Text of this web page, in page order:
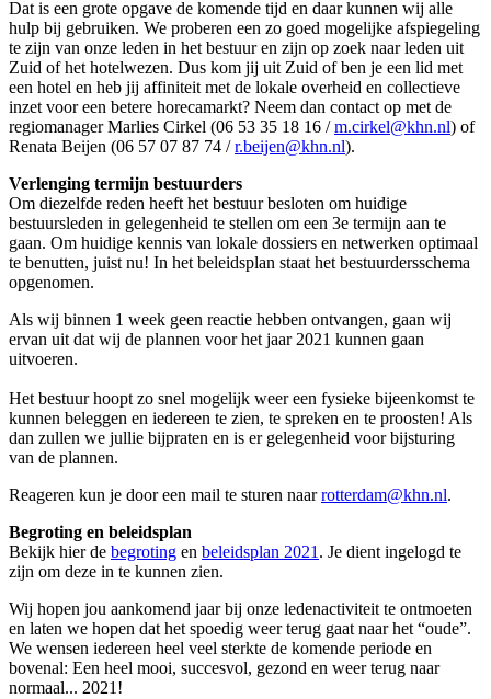
Dat is een grote opgave de komende tijd en daar kunnen wij alle
hulp bij gebruiken. We proberen een zo goed mogelijke afspiegeling
te zijn van onze leden in het bestuur en zijn op zoek naar leden uit
Zuid of het hotelwezen. Dus kom jij uit Zuid of ben je een lid met
een hotel en heb jij affiniteit met de lokale overheid en collectieve
inzet voor een betere horecamarkt? Neem dan contact op met de
regiomanager Marlies Cirkel (06 53 35 18 16 /m.cirkel@khn.nl) of
Renata Beijen (06 57 07 87 74 /r.beijen@khn.nl).
Verlenging termijn bestuurders
Om diezelfde reden heeft het bestuur besloten om huidige
bestuursleden in gelegenheid te stellen om een 3e termijn aan te
gaan. Om huidige kennis van lokale dossiers en netwerken optimaal
te benutten, juist nu! In het beleidsplan staat het bestuurdersschema
opgenomen.
Als wij binnen 1 week geen reactie hebben ontvangen, gaan wij
ervan uit dat wij de plannen voor het jaar 2021 kunnen gaan
uitvoeren.
Het bestuur hoopt zo snel mogelijk weer een fysieke bijeenkomst te
kunnen beleggen en iedereen te zien, te spreken en te proosten! Als
dan zullen we jullie bijpraten en is er gelegenheid voor bijsturing
van de plannen.
Reageren kun je door een mail te sturen naarrotterdam@khn.nl.
Begroting en beleidsplan
Bekijk hier de begroting en beleidsplan 2021 . Je dient ingelogd te
zijn om deze in te kunnen zien.
Wij hopen jou aankomend jaar bij onze ledenactiviteit te ontmoeten
en laten we hopen dat het spoedig weer terug gaat naar het “oude”.
We wensen iedereen heel veel sterkte de komende periode en
bovenal: Een heel mooi, succesvol, gezond en weer terug naar
normaal... 2021!